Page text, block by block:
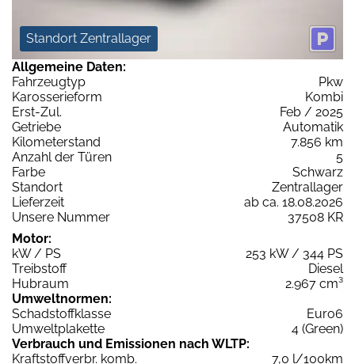
Standort Zentrallager
Allgemeine Daten:
Fahrzeugtyp
Pkw
Karosserieform
Kombi
Erst-Zul.
Feb / 2025
Getriebe
Automatik
Kilometerstand
7.856 km
Anzahl der Türen
5
Farbe
Schwarz
Standort
Zentrallager
Lieferzeit
ab ca. 18.08.2026
Unsere Nummer
37508 KR
Motor:
kW / PS
253 kW / 344 PS
Treibstoff
Diesel
Hubraum
2.967 cm³
Umweltnormen:
Schadstoffklasse
Euro6
Umweltplakette
4 (Green)
Verbrauch und Emissionen nach WLTP:
Kraftstoffverbr. komb.
7,0 l/100km